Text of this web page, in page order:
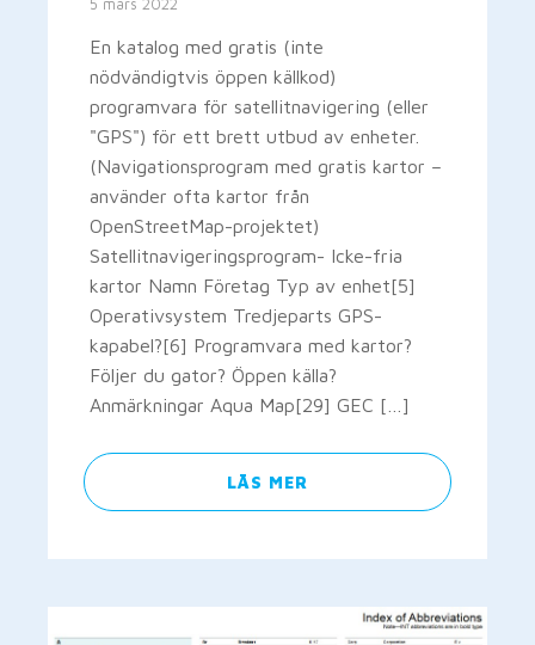
5 mars 2022
En katalog med gratis (inte
nödvändigtvis öppen källkod)
programvara för satellitnavigering (eller
"GPS") för ett brett utbud av enheter.
(Navigationsprogram med gratis kartor –
använder ofta kartor från
OpenStreetMap-projektet)
Satellitnavigeringsprogram- Icke-fria
kartor Namn Företag Typ av enhet[5]
Operativsystem Tredjeparts GPS-
kapabel?[6] Programvara med kartor?
Följer du gator? Öppen källa?
Anmärkningar Aqua Map[29] GEC […]
LÄS MER